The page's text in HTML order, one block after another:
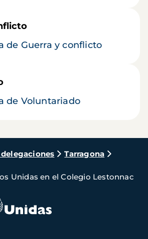
de Guerra y conflicto
de Voluntariado
Tarragona
Unidas en el Colegio Lestonnac